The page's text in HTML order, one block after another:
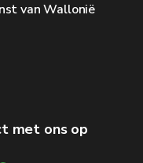
van Wallonië
met ons op